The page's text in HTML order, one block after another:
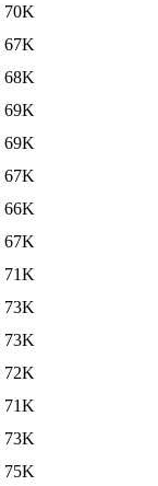
70K
67K
68K
69K
69K
67K
66K
67K
71K
73K
73K
72K
71K
73K
75K